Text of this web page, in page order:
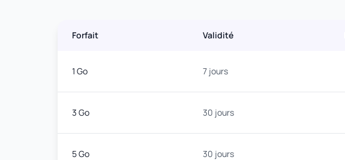
Forfait Validité
1 Go 7 jours
3 Go 30 jours
5 Go 30 jours